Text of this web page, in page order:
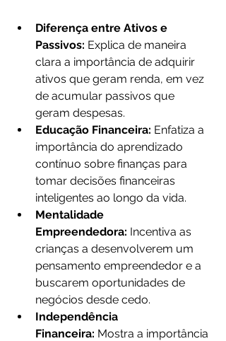
Diferença entre Ativos e
Passivos: Explica de maneira
clara a importância de adquirir
ativos que geram renda, em vez
de acumular passivos que
geram despesas.
Educação Financeira: Enfatiza a
importância do aprendizado
contínuo sobre finanças para
tomar decisões financeiras
inteligentes ao longo da vida.
Mentalidade
Empreendedora: Incentiva as
crianças a desenvolverem um
pensamento empreendedor e a
buscarem oportunidades de
negócios desde cedo.
Independência
Financeira: Mostra a importância